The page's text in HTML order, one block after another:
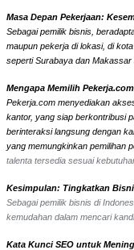
Masa Depan Pekerjaan:
Sebagai pemilik bisnis,
maupun pekerja di lokasi, di
seperti Surabaya dan Makassar
Mengapa Memilih
Pekerja.com menyediakan
kantor, yang siap berkontribusi
berinteraksi langsung dengan
yang memungkinkan pemilihan
talenta tersedia sesuai
Kesimpulan: Tingkatkan
Sebagai pemilik bisnis di
kemudahan dalam mencari
Kata Kunci SEO untuk